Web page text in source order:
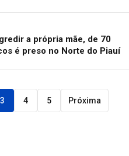
a própria mãe, de 70
é preso no Norte do Piauí
3 4 5 Próxima